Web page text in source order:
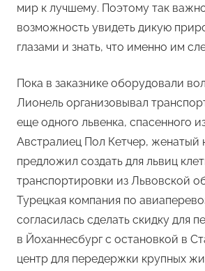
мир к лучшему. Поэтому так
возможность увидеть дикую
глазами и знать, что именно им
Пока в заказнике оборудовали
Лионель организовывал
еще одного львенка, спасенного
Австралиец Пол Кетчер, женатый
предложил создать для львиц
транспортировки из Львовской
Турецкая компания по
согласилась сделать скидку для
в Йоханнесбург с остановкой в
центр для передержки крупных